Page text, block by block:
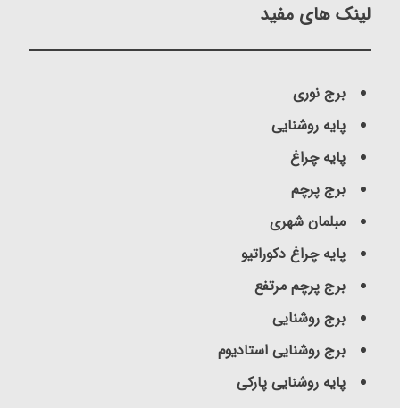
لینک های مفید
برج نوری
پایه روشنایی
پایه چراغ
برج پرچم
مبلمان شهری
پایه چراغ دکوراتیو
برج پرچم مرتفع
برج روشنایی
برج روشنایی استادیوم
پایه روشنایی پارکی